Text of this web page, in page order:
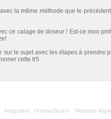
la même méthode que le
ce calage de doseur ! Est-ce mon
sur le sujet avec les étapes à prendre
cette tr5
Intégration : Omaha-Beach Mentions